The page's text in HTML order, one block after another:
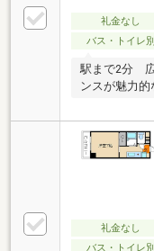
礼金なし
バス・トイレ別
駅まで2分 広
ンスが魅力的
礼金なし
バス・トイレ別